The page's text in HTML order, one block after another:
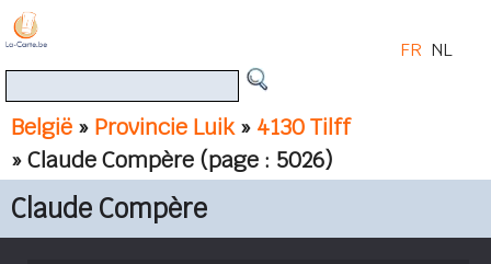
België » Provincie Luik» 4130 Tilff
» Claude Compère (page : 5026)
FR NL
Claude Compère